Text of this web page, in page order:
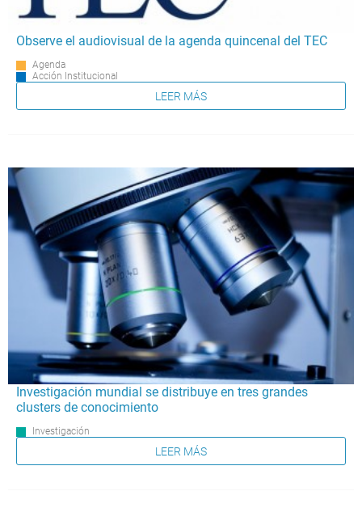
Observe el audiovisual de la agenda quincenal del TEC
Agenda
Acción Institucional
LEER MÁS
Investigación mundial se distribuye en tres grandes
clusters de conocimiento
Investigación
LEER MÁS